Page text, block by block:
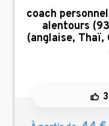
,
coach
alentours
(anglaise, Thaï,
3